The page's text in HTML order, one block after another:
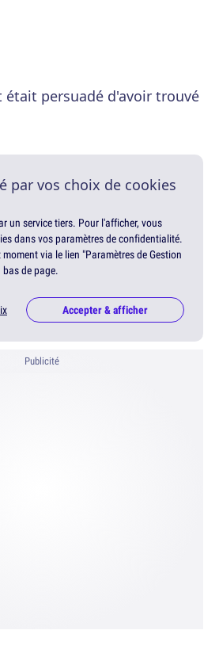
était persuadé d'avoir trouvé
par vos choix de cookies
un service tiers. Pour l'afficher, vous
dans vos paramètres de confidentialité.
via le lien "Paramètres de Gestion
de page.
Accepter & afficher
Publicité